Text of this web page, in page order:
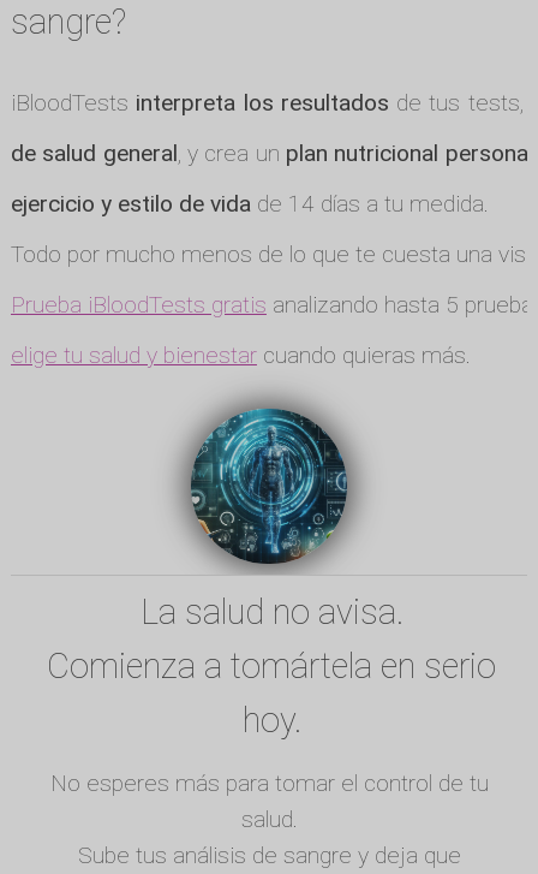
sangre?
iBloodTests interpreta los resultados de tus tests,
de salud general, y crea un plan nutricional
ejercicio y estilo de vidade 14 días a tu medida.
Todo por mucho menos de lo que te cuesta una
Prueba iBloodTests gratis analizando hasta 5
elige tu salud y bienestarcuando quieras más.
La salud no avisa.
Comienza a tomártela en serio
hoy.
No esperes más para tomar el control de tu
salud.
Sube tus análisis de sangre y deja que